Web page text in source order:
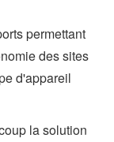
permettant
des sites
d'appareil
la solution